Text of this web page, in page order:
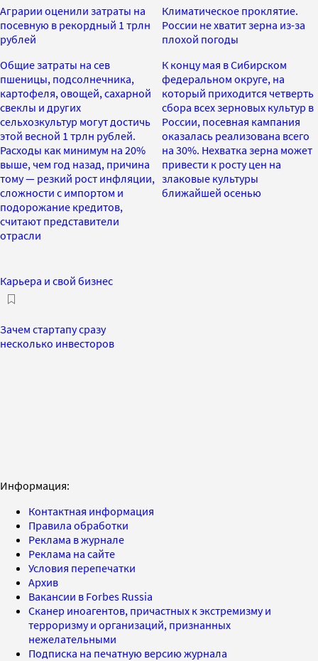
Аграрии оценили затраты на
посевную в рекордный 1 трлн
рублей
Общие затраты на сев
пшеницы, подсолнечника,
картофеля, овощей, сахарной
свеклы и других
сельхозкультур могут достичь
этой весной 1 трлн рублей.
Расходы как минимум на 20%
выше, чем год назад, причина
тому — резкий рост инфляции,
сложности с импортом и
подорожание кредитов,
считают представители
отрасли
Климатическое проклятие.
России не хватит зерна из-за
плохой погоды
К концу мая в Сибирском
федеральном округе, на
который приходится четверть
сбора всех зерновых культур в
России, посевная кампания
оказалась реализована всего
на 30%. Нехватка зерна может
привести к росту цен на
злаковые культуры
ближайшей осенью
Карьера и свой бизнес
Зачем стартапу сразу
несколько инвесторов
Информация:
Контактная информация
Правила обработки
Реклама в журнале
Реклама на сайте
Условия перепечатки
Архив
Вакансии в Forbes Russia
Сканер иноагентов, причастных к экстремизму и
терроризму и организаций, признанных
нежелательными
Подписка на печатную версию журнала